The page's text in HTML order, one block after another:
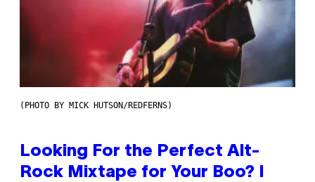
(PHOTO BY MICK HUTSON/REDFERNS)
Looking For the Perfect Alt-
Rock Mixtape for Your Boo? I